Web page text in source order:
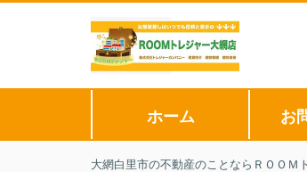
ホーム お
大網白里市の不動産のことならＲＯＯＭ